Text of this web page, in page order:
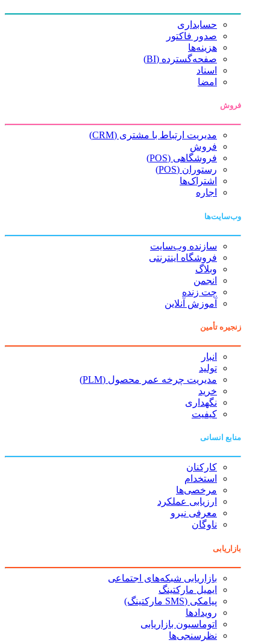
حسابداری
صدور فاکتور
هزینه‌ها
صفحه‌گسترده (BI)
اسناد
امضا
فروش
مدیریت ارتباط با مشتری (CRM)
فروش
فروشگاهی (POS)
رستوران (POS)
اشتراک‌ها
اجاره
وب‌سایت‌ها
سازنده وب‌سایت
فروشگاه اینترنتی
وبلاگ
انجمن
چت زنده
آموزش آنلاین
زنجیره تأمین
انبار
تولید
مدیریت چرخه عمر محصول (PLM)
خرید
نگهداری
کیفیت
منابع انسانی
کارکنان
استخدام
مرخصی‌ها
ارزیابی عملکرد
معرفی نیرو
ناوگان
بازاریابی
بازاریابی شبکه‌های اجتماعی
ایمیل مارکتینگ
پیامکی (SMS مارکتینگ)
رویدادها
اتوماسیون بازاریابی
نظرسنجی‌ها